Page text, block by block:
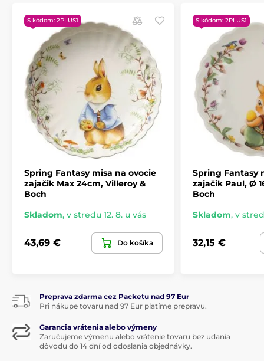
Produkt je zaradený v kategóriách
SPRING FANTASY Porcelán a sklo
SPRING FANTASY
S kódom: 2PLUS1
Spring Fantasy misa na ovocie
zajačik Max 24cm, Villeroy &
Boch
Skladom, v stredu 12. 8. u vás
43,69 € Do košíka
S kódom: 2PLUS1
Spring Fantasy
zajačik Paul, Ø
Boch
Skladom, v
32,15 €
Preprava zdarma cez Packetu nad 97 Eur
Pri nákupe tovaru nad 97 Eur platíme prepravu.
Garancia vrátenia alebo výmeny
Zaručujeme výmenu alebo vrátenie tovaru bez udania
dôvodu do 14 dní od odoslania objednávky.